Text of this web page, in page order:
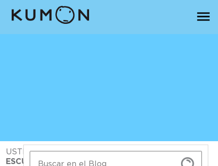
USTED ESTA EN: INICIO > BLOG> > MEJOR
ESCUELA DE INGLÉS: ¿CÓMO ELEGIRLA PARA